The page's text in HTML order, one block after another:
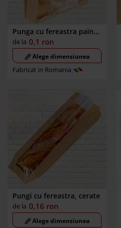
Punga cu fereastra paine
rotunda
de la 0,1 ron
Alege dimensiunea
Fabricat in Romania
Pungi cu fereastra, cerate
de la 0,16 ron
Alege dimensiunea